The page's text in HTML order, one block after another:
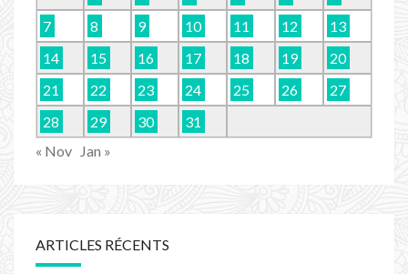
7
8 9 10 11 12
13
14
15 16 17 18 19
20
21
22 23 24 25 26
27
28
29 30
31
« Nov Jan »
ARTICLES RÉCENTS